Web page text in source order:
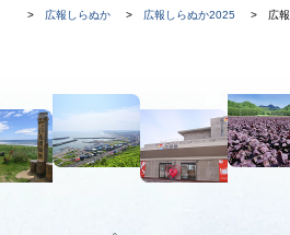
在
の
階
層
広報しらぬか 広報しらぬか2025 広
文
へ
メ